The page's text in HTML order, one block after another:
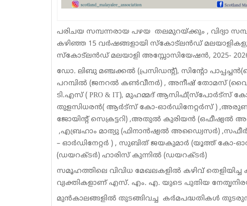
പരിചയ സമ്പന്നരായ പഴയ തലമുറയ്ക്കും , വിദ്യാ
കഴിഞ്ഞ 15 വർഷങ്ങളായി സ്‌കോട്‌ലന്‍ഡ്
സ്‌കോട്‌ലന്‍ഡ് മലയാളി അസ്സോസിയേഷന്‍, 2025-
ഡോ. ലിബു മഞ്ചക്കൽ (പ്രസിഡന്റ്), സിന്റോ
പറമ്പില്‍ (ജനറൽ കൺവീനർ) , അനീഷ് തോമസ്
ടി.എസ് ( PRO & IT), മുഹമ്മദ് ആസിഫ്(സ്പോർട്സ്
തുളസിധരൻ( ആർട്സ് കോ-ഓര്‍ഡിനേറ്റർസ് ) ,അരുൺ
ജോയിന്റ് സെക്രട്ടറി) ,അതുല്‍ കുരിയൻ
,എബ്രഹാം മാത്യു (ഫിനാൻഷ്യൽ അഡ്വൈസർ)
– ഓർഡിനേറ്റർ ) , സുബിത് ജയകുമാർ (യൂത്ത് കോ-
(ഡയറക്ടർ) ഹാരിസ് കുന്നില്‍ (ഡയറക്ടർ)
സമൂഹത്തിലെ വിവിധ മേഖലകളിൽ കഴിവ് തെളിയിച്ച
വ്യക്തികളാണ് എസ്. എം. എ. യുടെ പുതിയ
മുൻകാലങ്ങളിൽ തുടങ്ങിവച്ച കർമപദ്ധതികൾ